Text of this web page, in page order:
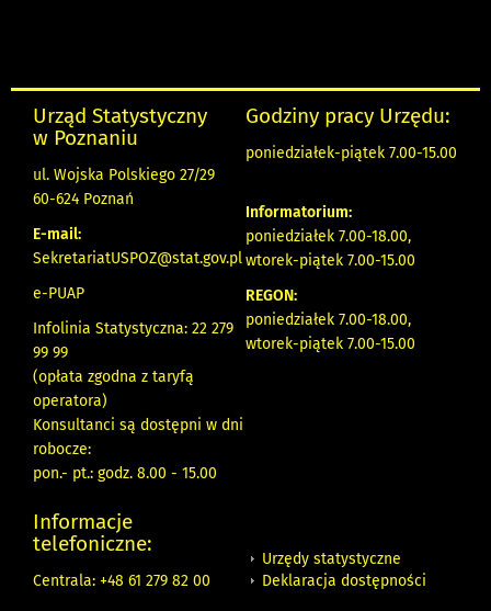
Urząd Statystyczny
w Poznaniu
ul. Wojska Polskiego 27/29
60-624 Poznań
E-mail:
SekretariatUSPOZ@stat.gov.pl
e-PUAP
Infolinia Statystyczna: 22 279
99 99
(opłata zgodna z taryfą
operatora)
Konsultanci są dostępni w dni
robocze:
pon.- pt.: godz. 8.00 - 15.00
Godziny pracy Urzędu:
poniedziałek-piątek 7.00-15.00
Informatorium:
poniedziałek 7.00-18.00,
wtorek-piątek 7.00-15.00
REGON:
poniedziałek 7.00-18.00,
wtorek-piątek 7.00-15.00
Informacje
telefoniczne:
Centrala: +48 61 279 82 00
Urzędy statystyczne
Deklaracja dostępności